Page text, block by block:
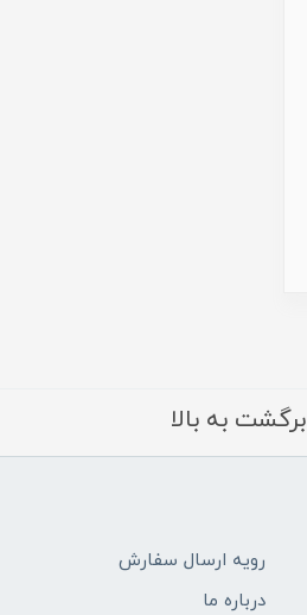
برگشت به بالا
رویه ارسال سفارش
درباره ما